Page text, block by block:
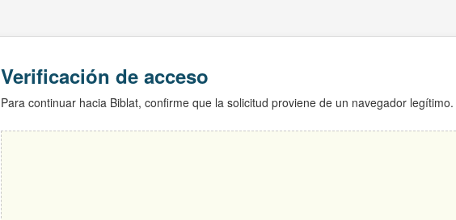
Verificación de acceso
Para continuar hacia Biblat, confirme que la solicitud proviene de un navegador legítimo.